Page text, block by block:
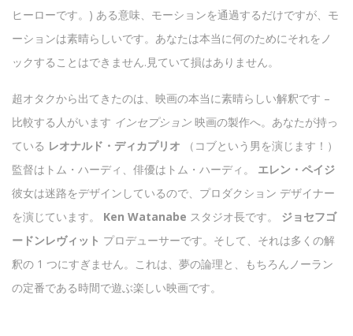
ヒーローです。) ある意味、モーションを通過するだけですが、モ
ーションは素晴らしいです。あなたは本当に何のためにそれをノ
ックすることはできません.見ていて損はありません。
超オタクから出てきたのは、映画の本当に素晴らしい解釈です –
比較する人がいます インセプション 映画の製作へ。あなたが持っ
ている レオナルド・ディカプリオ （コブという男を演じます！）
監督はトム・ハーディ、俳優はトム・ハーディ。 エレン・ペイジ
彼女は迷路をデザインしているので、プロダクション デザイナー
を演じています。 Ken Watanabe スタジオ長です。
ジョセフゴ
ードンレヴィット プロデューサーです。そして、それは多くの解
釈の 1 つにすぎません。これは、夢の論理と、もちろんノーラン
の定番である時間で遊ぶ楽しい映画です。